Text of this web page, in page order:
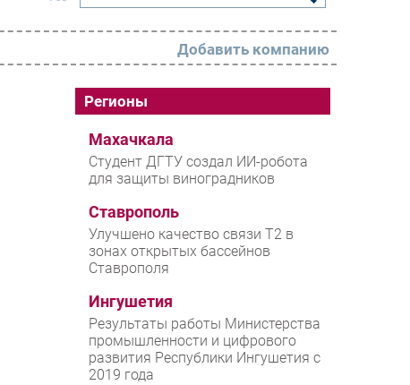
РАЗДЕЛЫ
Новости
Аналитика
Мероприятия
Проекты
IT класс
Тестовый стенд
Каталог компаний
Добавить компанию
Регионы
Махачкала
Студент ДГТУ создал ИИ-робота
для защиты виноградников
Ставрополь
Улучшено качество связи T2 в
зонах открытых бассейнов
Ставрополя
Ингушетия
Результаты работы Министерства
промышленности и цифрового
развития Республики Ингушетия с
2019 года